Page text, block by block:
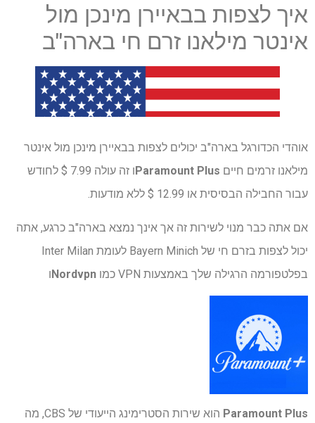
איך לצפות בבאיירן מינכן מול
אינטר מילאנו זרם חי בארה"ב
אוהדי הכדורגל בארה"ב יכולים לצפות בבאיירן מינכן מול אינטר
מילאנו זרמים חיים Paramount Plus
ו זה עולה 7.99 $ לחודש
עבור החבילה הבסיסית או 12.99 $ ללא מודעות.
אם אתה כבר מנוי לשירות זה אך אינך נמצא בארה"ב כרגע, אתה
יכול לצפות בזרם חי של Bayern Minich לעומת Inter Milan
בפלטפורמה הרגילה שלך באמצעות VPN כמו
Nordvpnו
Paramount Plus הוא שירות הסטרימינג הייעודי של CBS, מה